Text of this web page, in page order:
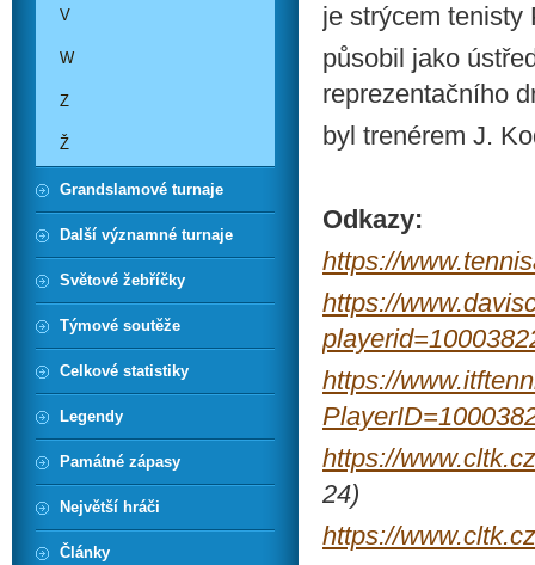
je strýcem tenisty
působil jako
reprezentačního
byl trenérem J.
Odkazy:
https://
https://
https://
https://
24)
https://
V
W
Z
Ž
Grandslamové turnaje
Další významné turnaje
Světové žebříčky
Týmové soutěže
Celkové statistiky
Legendy
Památné zápasy
Největší hráči
Články